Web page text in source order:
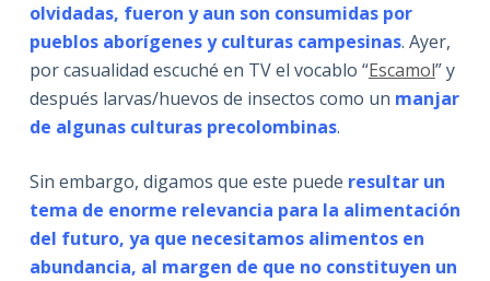
olvidadas, fueron y aun son consumidas por
pueblos aborígenes y culturas campesinas. Ayer,
por casualidad escuché en TV el vocablo “Escamol” y
después larvas/huevos de insectos como un manjar
de algunas culturas precolombinas.
Sin embargo, digamos que este puede resultar un
tema de enorme relevancia para la alimentación
del futuro, ya que necesitamos alimentos en
abundancia, al margen de que no constituyen un